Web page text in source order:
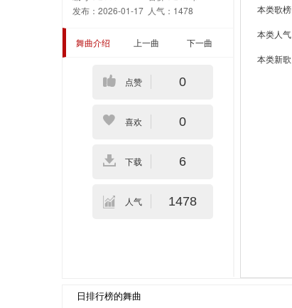
发布：2026-01-17 人气：1478
舞曲介绍 上一曲 下一曲
点赞 0
喜欢 0
下载 6
人气 1478
本类歌榜
本类人气
本类新歌
日排行榜的舞曲